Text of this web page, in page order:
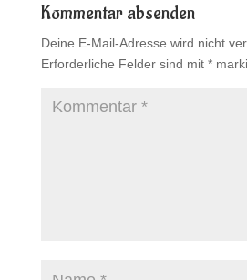
Kommentar absenden
Deine E-Mail-Adresse wird nicht
Erforderliche Felder sind mit *